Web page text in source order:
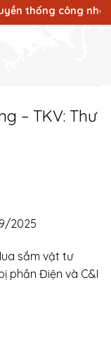
thống công nhân
– TKV: Thư
2025
sắm vật tư
phần Điện và C&I